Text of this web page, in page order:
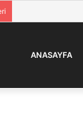
ANASAYFA